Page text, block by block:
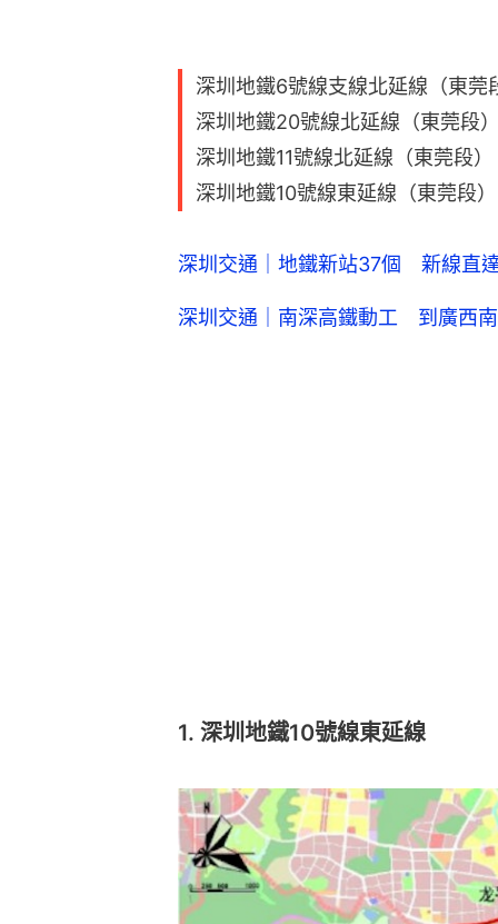
深圳地鐵6號線支線北延線（東莞
深圳地鐵20號線北延線（東莞段
深圳地鐵11號線北延線（東莞段）
深圳地鐵10號線東延線（東莞段）
深圳交通｜地鐵新站37個 新線直
深圳交通｜南深高鐵動工 到廣西
1. 深圳地鐵10號線東延線